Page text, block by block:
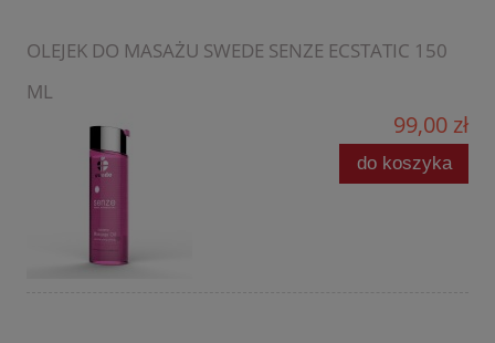
OLEJEK DO MASAŻU SWEDE SENZE ECSTATIC 150
ML
99,00 zł
do koszyka